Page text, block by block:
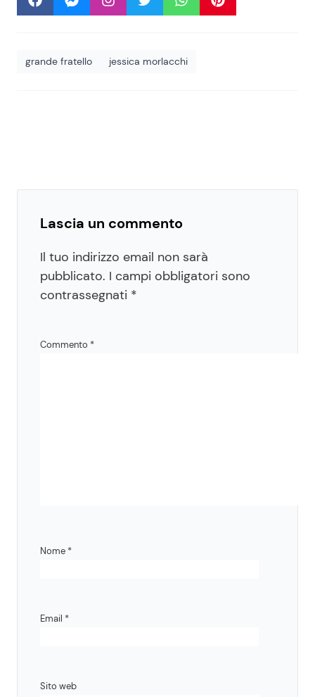
grande fratello jessica morlacchi
Lascia un commento
Il tuo indirizzo email non sarà
pubblicato. I campi obbligatori sono
contrassegnati *
Commento *
Nome *
Email *
Sito web